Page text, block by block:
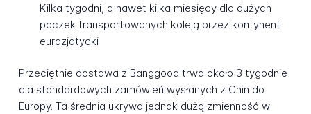
Kilka tygodni, a nawet kilka miesięcy dla dużych
paczek transportowanych koleją przez kontynent
eurazjatycki
Przeciętnie dostawa z Banggood trwa około 3 tygodnie
dla standardowych zamówień wysłanych z Chin do
Europy. Ta średnia ukrywa jednak dużą zmienność w